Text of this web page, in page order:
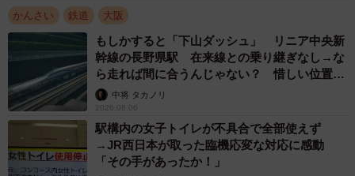
LED化の甲斐もあり、あまり古さを感じさせません。
かんさい 鉄道 大阪
もしかすると「下山ダッシュ」 リニア中央新
幹線の長野県駅 在来線との乗り継ぎなし→な
ら走れば間に合うんじゃない？ 惜しい位置関
係が反響
中将 タカノリ
2026.08.06
駅構内の女子トイレが不具合で全部使えず
→JR西日本が取った臨機応変な対応に感動
「その手があったか！」